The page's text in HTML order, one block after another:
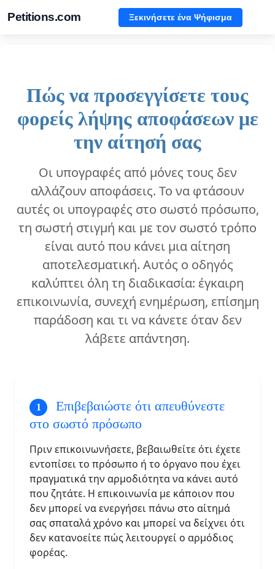
Petitions.com Ξεκινήσετε ένα Ψήφισμα
Πώς να προσεγγίσετε τους
φορείς λήψης αποφάσεων με
την αίτησή σας
Οι υπογραφές από μόνες τους δεν
αλλάζουν αποφάσεις. Το να φτάσουν
αυτές οι υπογραφές στο σωστό πρόσωπο,
τη σωστή στιγμή και με τον σωστό τρόπο
είναι αυτό που κάνει μια αίτηση
αποτελεσματική. Αυτός ο οδηγός
καλύπτει όλη τη διαδικασία: έγκαιρη
επικοινωνία, συνεχή ενημέρωση, επίσημη
παράδοση και τι να κάνετε όταν δεν
λάβετε απάντηση.
Επιβεβαιώστε ότι απευθύνεστε
στο σωστό πρόσωπο
Πριν επικοινωνήσετε, βεβαιωθείτε ότι έχετε
εντοπίσει το πρόσωπο ή το όργανο που έχει
πραγματικά την αρμοδιότητα να κάνει αυτό
που ζητάτε. Η επικοινωνία με κάποιον που
δεν μπορεί να ενεργήσει πάνω στο αίτημά
σας σπαταλά χρόνο και μπορεί να δείχνει ότι
δεν κατανοείτε πώς λειτουργεί ο αρμόδιος
φορέας.